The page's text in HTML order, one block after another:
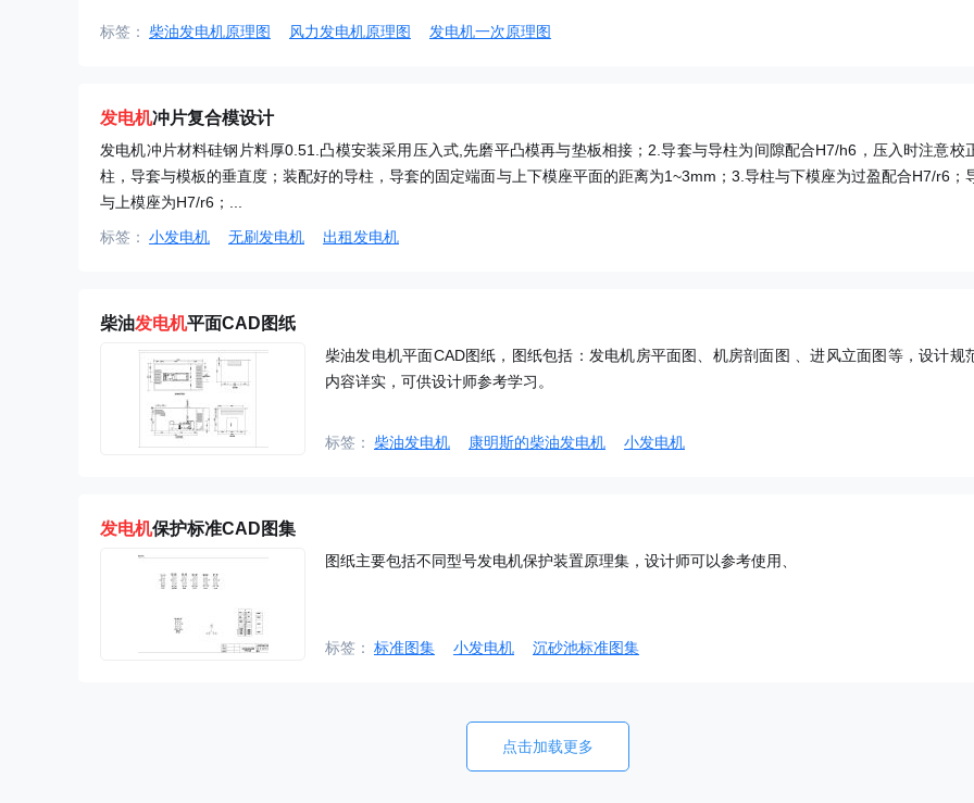
标签： 柴油发电机原理图 风力发电机原理图 发电机一次原理图
发电机冲片复合模设计
发电机冲片材料硅钢片料厚0.51.凸模安装采用压入式,先磨平凸模再与垫板相接；2.导套与导柱为间隙配合H7/h6，压入时注意校
柱，导套与模板的垂直度；装配好的导柱，导套的固定端面与上下模座平面的距离为1~3mm；3.导柱与下模座为过盈配合H7/r6；
与上模座为H7/r6；...
标签： 小发电机 无刷发电机 出租发电机
柴油发电机平面CAD图纸
柴油发电机平面CAD图纸，图纸包括：发电机房平面图、机房剖面图 、进风立面图等，设计规
内容详实，可供设计师参考学习。
标签： 柴油发电机 康明斯的柴油发电机 小发电机
发电机保护标准CAD图集
图纸主要包括不同型号发电机保护装置原理集，设计师可以参考使用、
标签： 标准图集 小发电机 沉砂池标准图集
点击加载更多